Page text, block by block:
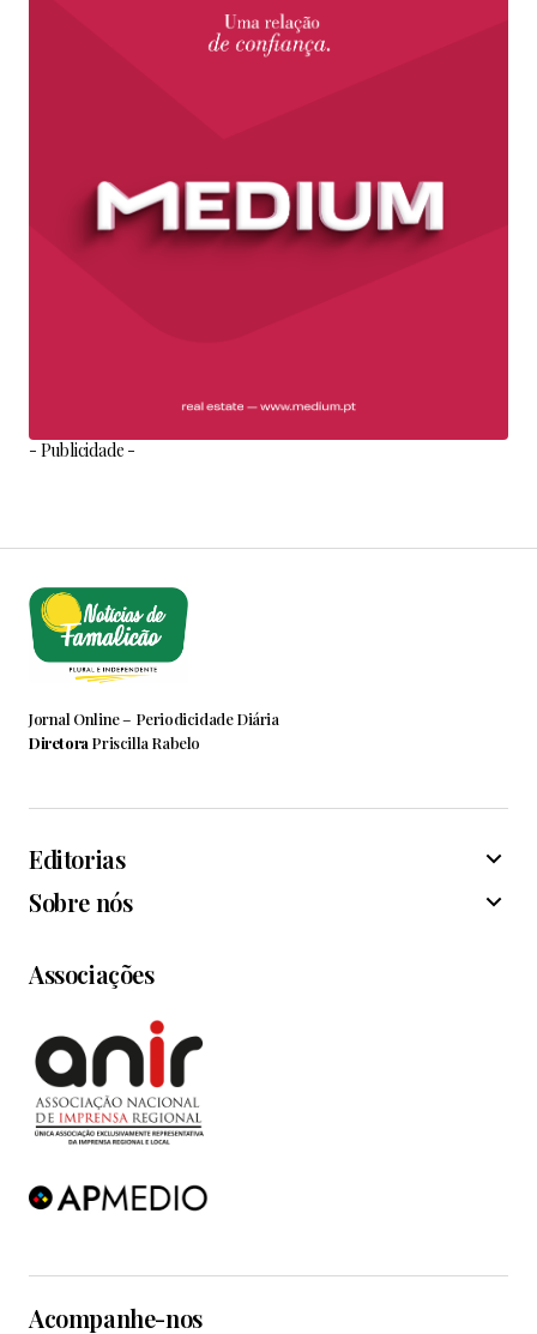
- Publicidade -
Jornal Online – Periodicidade Diária
Diretora Priscilla Rabelo
Editorias
Sobre nós
Associações
Acompanhe-nos